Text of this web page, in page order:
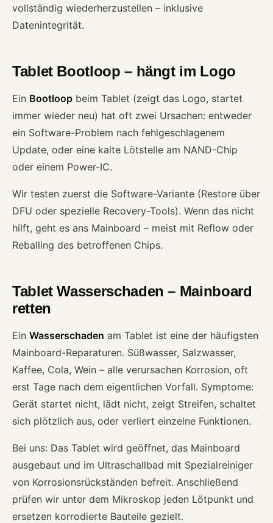
vollständig wiederherzustellen – inklusive
Datenintegrität.
Tablet Bootloop – hängt im Logo
Ein Bootloop beim Tablet (zeigt das Logo, startet
immer wieder neu) hat oft zwei Ursachen: entweder
ein Software-Problem nach fehlgeschlagenem
Update, oder eine kalte Lötstelle am NAND-Chip
oder einem Power-IC.
Wir testen zuerst die Software-Variante (Restore über
DFU oder spezielle Recovery-Tools). Wenn das nicht
hilft, geht es ans Mainboard – meist mit Reflow oder
Reballing des betroffenen Chips.
Tablet Wasserschaden – Mainboard
retten
Ein Wasserschaden am Tablet ist eine der häufigsten
Mainboard-Reparaturen. Süßwasser, Salzwasser,
Kaffee, Cola, Wein – alle verursachen Korrosion, oft
erst Tage nach dem eigentlichen Vorfall. Symptome:
Gerät startet nicht, lädt nicht, zeigt Streifen, schaltet
sich plötzlich aus, oder verliert einzelne Funktionen.
Bei uns: Das Tablet wird geöffnet, das Mainboard
ausgebaut und im Ultraschallbad mit Spezialreiniger
von Korrosionsrückständen befreit. Anschließend
prüfen wir unter dem Mikroskop jeden Lötpunkt und
ersetzen korrodierte Bauteile gezielt.